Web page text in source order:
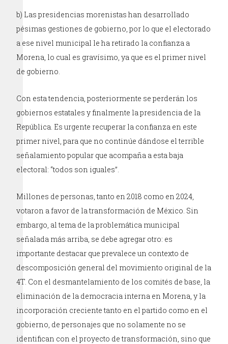
b) Las presidencias morenistas han desarrollado
pésimas gestiones de gobierno, por lo que el electorado
a ese nivel municipal le ha retirado la confianza a
Morena, lo cual es gravísimo, ya que es el primer nivel
de gobierno.
Con esta tendencia, posteriormente se perderán los
gobiernos estatales y finalmente la presidencia de la
República. Es urgente recuperar la confianza en este
primer nivel, para que no continúe dándose el terrible
señalamiento popular que acompaña a esta baja
electoral: “todos son iguales”.
Millones de personas, tanto en 2018 como en 2024,
votaron a favor de la transformación de México. Sin
embargo, al tema de la problemática municipal
señalada más arriba, se debe agregar otro: es
importante destacar que prevalece un contexto de
descomposición general del movimiento original de la
4T. Con el desmantelamiento de los comités de base, la
eliminación de la democracia interna en Morena, y la
incorporación creciente tanto en el partido como en el
gobierno, de personajes que no solamente no se
identifican con el proyecto de transformación, sino que